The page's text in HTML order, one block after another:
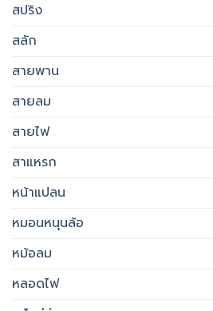
สปริง
สลัก
สายพาน
สายลม
สายไฟ
สาแหรก
หน้าแปลน
หมอนหนุนล้อ
หม้อลม
หลอดไฟ